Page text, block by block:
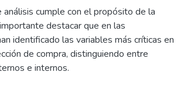
cumple con el propósito de la
destacar que en las
identificado las variables más críticas en
de compra, distinguiendo entre
e internos.